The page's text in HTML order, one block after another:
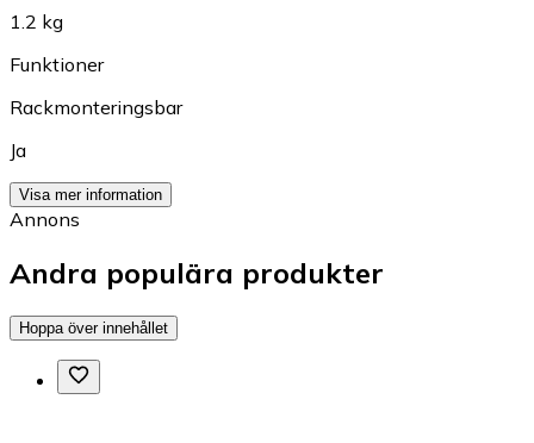
1.2 kg
Funktioner
Rackmonteringsbar
Ja
Visa mer information
Annons
Andra populära produkter
Hoppa över innehållet